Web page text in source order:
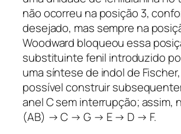
não ocorreu na posição 3,
desejado, mas sempre na
Woodward bloqueou essa
substituinte fenil introduzido
uma síntese de indol de
possível construir
anel C sem interrupção; assim,
(AB) → C → G → E → D → F.